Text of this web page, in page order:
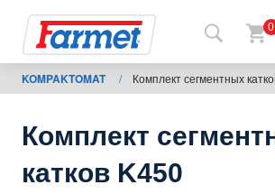
Назад
на
шоп
0
KOMPAKTOMAT / Комплект сегментных
Комплект
катков K450